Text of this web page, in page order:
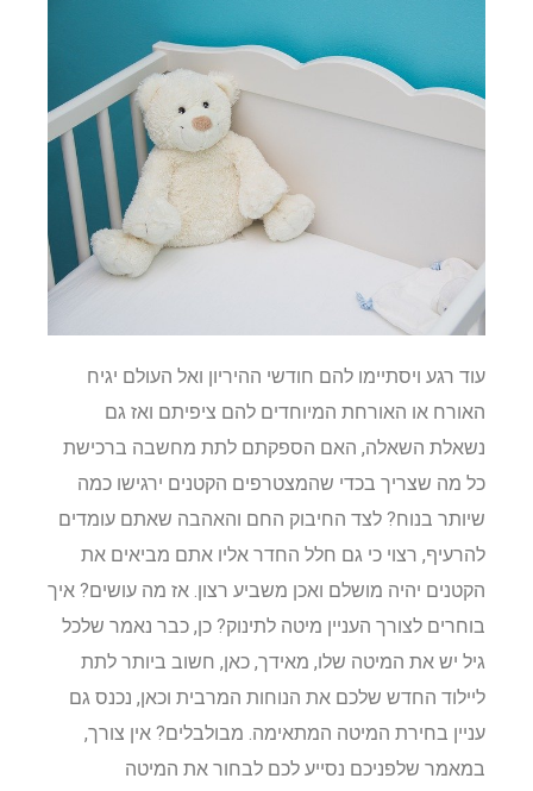
עוד רגע ויסתיימו להם חודשי ההיריון ואל העולם יגיח
האורח או האורחת המיוחדים להם ציפיתם ואז גם
נשאלת השאלה, האם הספקתם לתת מחשבה ברכישת
כל מה שצריך בכדי שהמצטרפים הקטנים ירגישו כמה
שיותר בנוח? לצד החיבוק החם והאהבה שאתם עומדים
להרעיף, רצוי כי גם חלל החדר אליו אתם מביאים את
הקטנים יהיה מושלם ואכן משביע רצון. אז מה עושים? איך
בוחרים לצורך העניין מיטה לתינוק? כן, כבר נאמר שלכל
גיל יש את המיטה שלו, מאידך, כאן, חשוב ביותר לתת
ליילוד החדש שלכם את הנוחות המרבית וכאן, נכנס גם
עניין בחירת המיטה המתאימה. מבולבלים? אין צורך,
במאמר שלפניכם נסייע לכם לבחור את המיטה